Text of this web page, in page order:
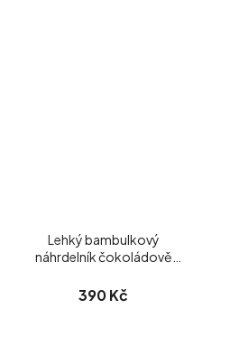
Lehký bambulkový
náhrdelník čokoládově
390 Kč